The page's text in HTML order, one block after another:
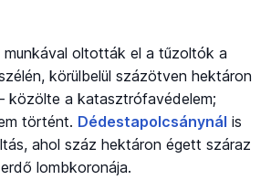
munkával oltották el a tűzoltók a
körülbelül százötven hektáron
közölte a katasztrófavédelem;
történt. Dédestapolcsánynál is
ahol száz hektáron égett száraz
lombkoronája.